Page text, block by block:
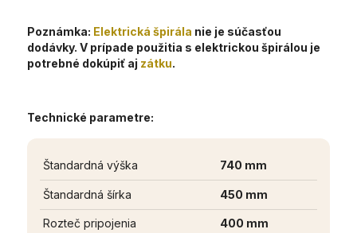
Poznámka: Elektrická špirála nie je súčasťou
dodávky. V prípade použitia s elektrickou špirálou je
potrebné dokúpiť aj zátku.
Technické parametre:
Štandardná výška 740 mm
Štandardná šírka 450 mm
Rozteč pripojenia 400 mm